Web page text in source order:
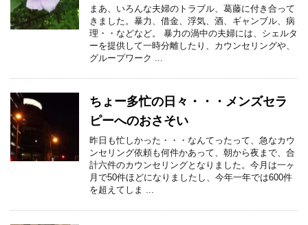
まあ、いろんな夫婦のトラブル、葛藤に付き合って
きました。暴力、借金、浮気、酒、ギャンブル、病
理・・などなど。 暴力の渦中の夫婦には、シェルタ
ーを提供して一時分離したり、カウンセリングや、
グループワーク ...
ちょー多忙の日々・・・メンズセラ
ピーへのおさそい
昨日も忙しかった・・・なんてったって、急なカウ
ンセリング依頼も何件かあって、朝から夜まで、合
計六件のカウンセリングとなりました。今月は一ヶ
月で50件ほどになりましたし、今年一年では600件
を超えてしま ...